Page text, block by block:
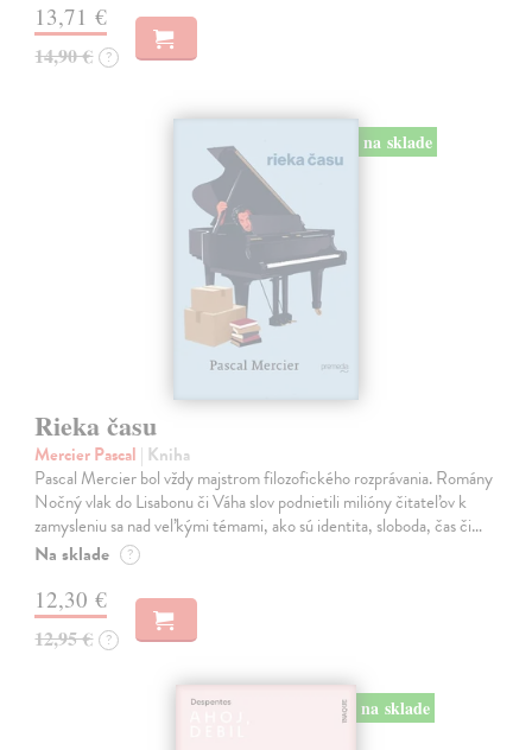
13,71 €
14,90 € ?
na sklade
Rieka času
Mercier Pascal | Kniha
Pascal Mercier bol vždy majstrom filozofického rozprávania. Romány
Nočný vlak do Lisabonu či Váha slov podnietili milióny čitateľov k
zamysleniu sa nad veľkými témami, ako sú identita, sloboda, čas či…
Na sklade ?
12,30 €
12,95 € ?
na sklade